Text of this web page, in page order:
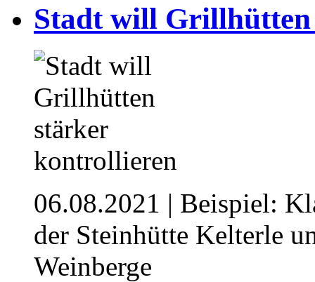
Stadt will
06.08.2021 | Beispiel:
der Steinhütte Kelterle
Weinberge